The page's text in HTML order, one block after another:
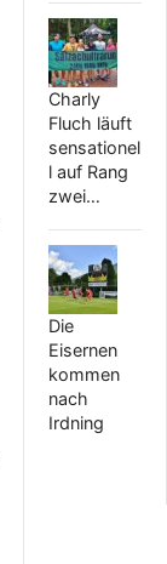
Charly
Fluch läuft
sensationel
l auf Rang
zwei…
Die
Eisernen
kommen
nach
Irdning